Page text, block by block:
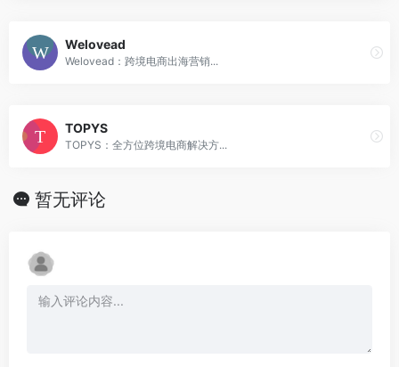
Welovead
Welovead：跨境电商出海营销...
TOPYS
TOPYS：全方位跨境电商解决方...
暂无评论